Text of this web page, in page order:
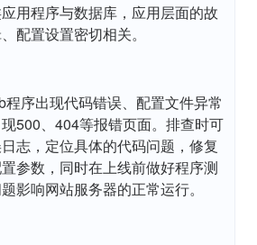
用程序与数据库，应用层面的故
配置设置密切相关。
序出现代码错误、配置文件异常
500、404等报错页面。排查时可
志，定位具体的代码问题，修复
参数，同时在上线前做好程序测
影响网站服务器的正常运行。